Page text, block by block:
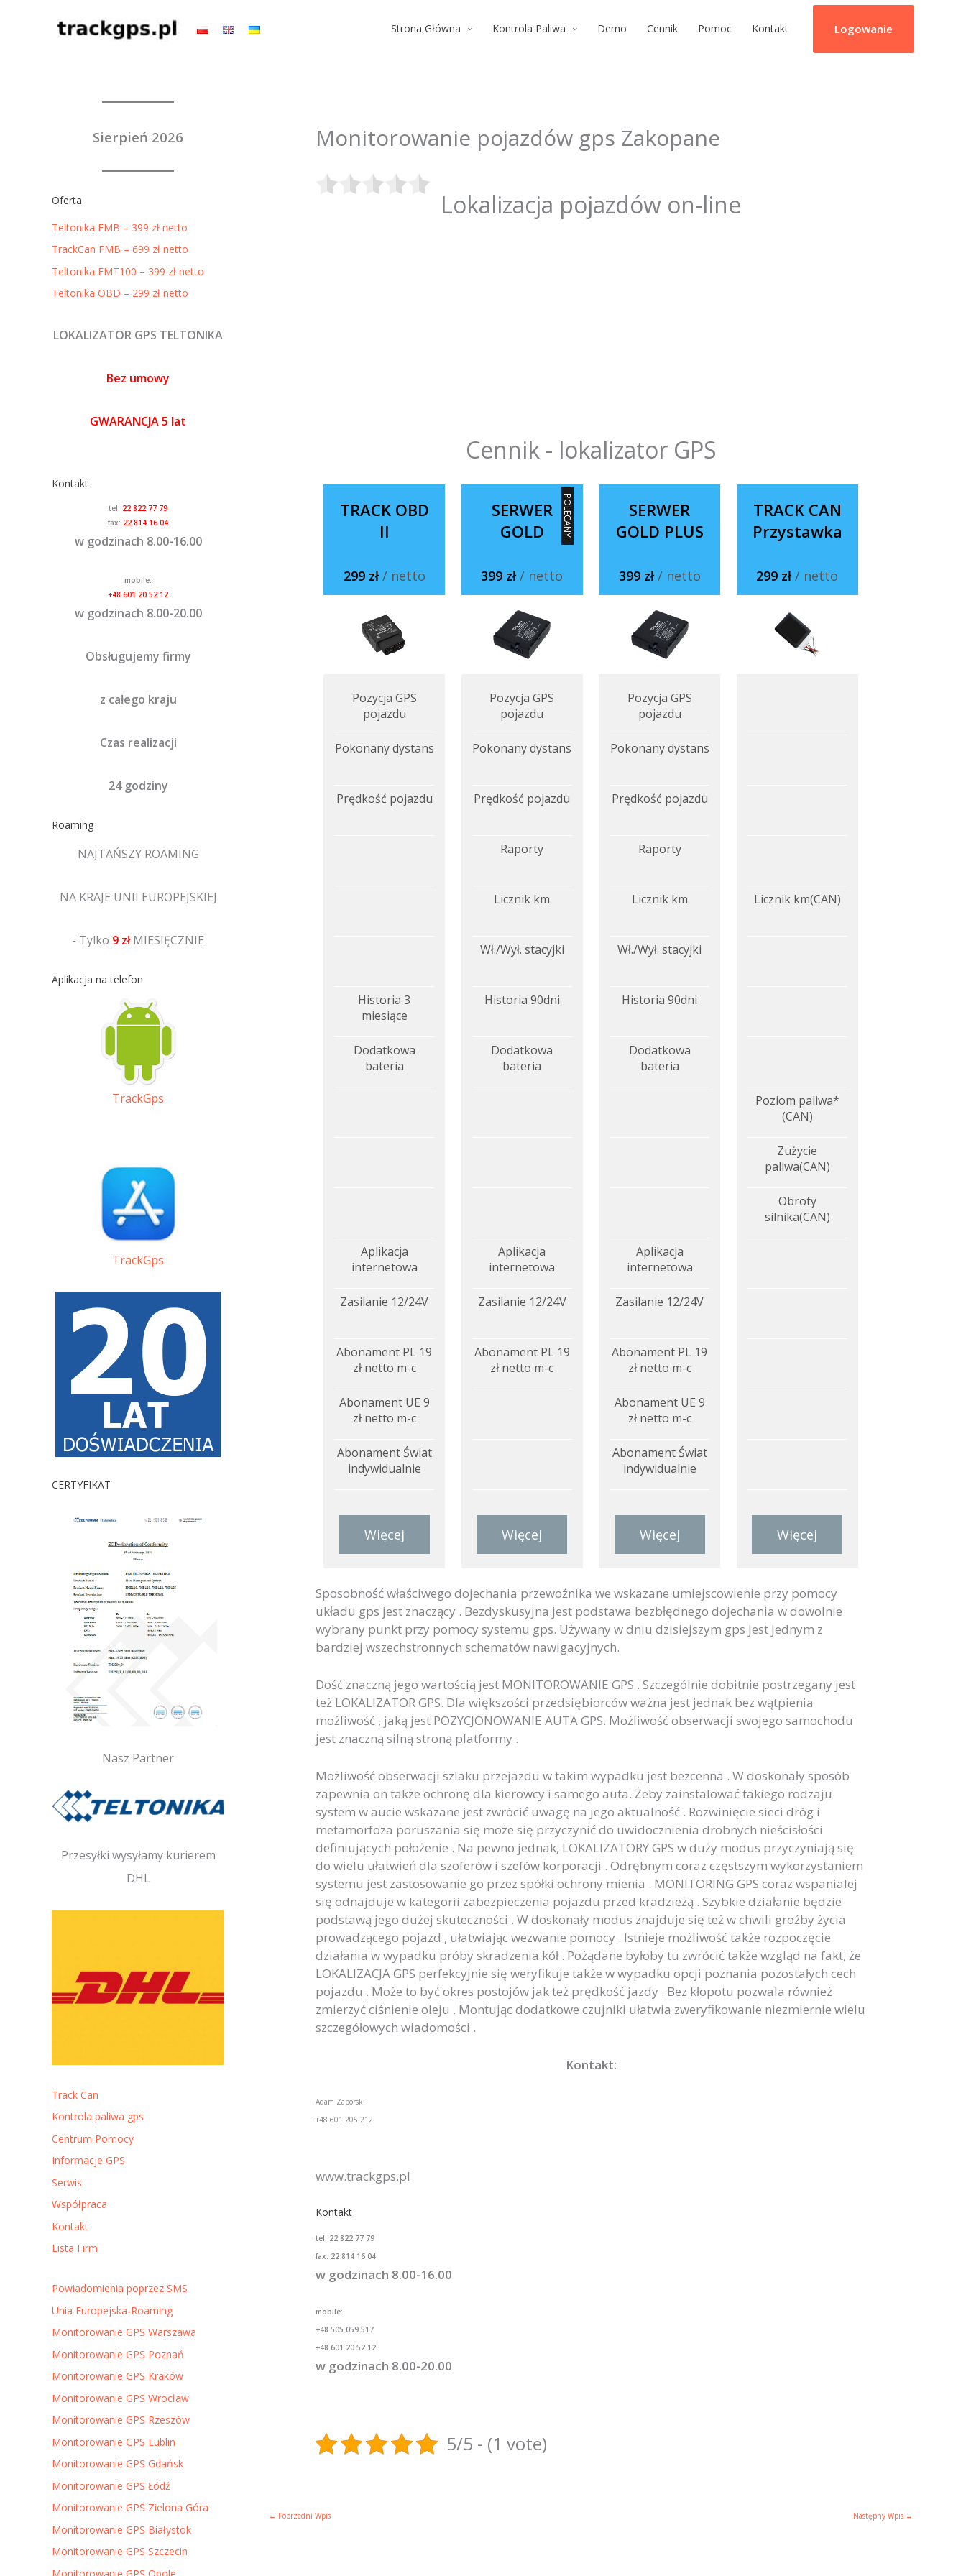
Strona Główna Kontrola Paliwa Demo Cennik Pomoc Kontakt Logowanie
Sierpień 2026
Oferta
Teltonika FMB – 399 zł netto
TrackCan FMB – 699 zł netto
Teltonika FMT100 – 399 zł netto
Teltonika OBD – 299 zł netto
LOKALIZATOR GPS TELTONIKA
Bez umowy
GWARANCJA 5 lat
Kontakt
tel: 22 822 77 79
fax: 22 814 16 04
w godzinach 8.00-16.00
mobile:
+48 601 20 52 12
w godzinach 8.00-20.00
Obsługujemy firmy
z całego kraju
Czas realizacji
24 godziny
Roaming
NAJTAŃSZY ROAMING
NA KRAJE UNII EUROPEJSKIEJ
- Tylko 9 złMIESIĘCZNIE
Aplikacja na telefon
TrackGps
TrackGps
CERTYFIKAT
Nasz Partner
Przesyłki wysyłamy kurierem
DHL
Track Can
Kontrola paliwa gps
Centrum Pomocy
Informacje GPS
Serwis
Współpraca
Kontakt
Lista Firm
Powiadomienia poprzez SMS
Unia Europejska-Roaming
Monitorowanie GPS Warszawa
Monitorowanie GPS Poznań
Monitorowanie GPS Kraków
Monitorowanie GPS Wrocław
Monitorowanie GPS Rzeszów
Monitorowanie GPS Lublin
Monitorowanie GPS Gdańsk
Monitorowanie GPS Łódź
Monitorowanie GPS Zielona Góra
Monitorowanie GPS Białystok
Monitorowanie GPS Szczecin
Monitorowanie GPS Opole
Monitorowanie pojazdów gps Zakopane
Lokalizacja pojazdów on-line
Cennik - lokalizator GPS
TRACK OBD
II
299 zł / netto
Pozycja GPS
pojazdu
Pokonany dystans
Prędkość pojazdu
Historia 3
miesiące
Dodatkowa
bateria
Aplikacja
internetowa
Zasilanie 12/24V
Abonament PL 19
zł netto m-c
Abonament UE 9
zł netto m-c
Abonament Świat
indywidualnie
Więcej
POLECANY
SERWER
GOLD
399 zł/ netto
Pozycja GPS
pojazdu
Pokonany dystans
Prędkość pojazdu
Raporty
Licznik km
Wł./Wył. stacyjki
Historia 90dni
Dodatkowa
bateria
Aplikacja
internetowa
Zasilanie 12/24V
Abonament PL 19
zł netto m-c
Więcej
SERWER
GOLD PLUS
399 zł / netto
Pozycja GPS
pojazdu
Pokonany dystans
Prędkość pojazdu
Raporty
Licznik km
Wł./Wył. stacyjki
Historia 90dni
Dodatkowa
bateria
Aplikacja
internetowa
Zasilanie 12/24V
Abonament PL 19
zł netto m-c
Abonament UE 9
zł netto m-c
Abonament Świat
indywidualnie
Więcej
TRACK CAN
Przystawka
299 zł/ netto
Licznik km(CAN)
Poziom paliwa*
(CAN)
Zużycie
paliwa(CAN)
Obroty
silnika(CAN)
Więcej
Sposobność właściwego dojechania przewoźnika we wskazane umiejscowienie przy pomocy
układu gps jest znaczący . Bezdyskusyjna jest podstawa bezbłędnego dojechania w dowolnie
wybrany punkt przy pomocy systemu gps. Używany w dniu dzisiejszym gps jest jednym z
bardziej wszechstronnych schematów nawigacyjnych.
Dość znaczną jego wartością jest MONITOROWANIE GPS . Szczególnie dobitnie postrzegany jest
też LOKALIZATOR GPS. Dla większości przedsiębiorców ważna jest jednak bez wątpienia
możliwość , jaką jest POZYCJONOWANIE AUTA GPS. Możliwość obserwacji swojego samochodu
jest znaczną silną stroną platformy .
Możliwość obserwacji szlaku przejazdu w takim wypadku jest bezcenna . W doskonały sposób
zapewnia on także ochronę dla kierowcy i samego auta. Żeby zainstalować takiego rodzaju
system w aucie wskazane jest zwrócić uwagę na jego aktualność . Rozwinięcie sieci dróg i
metamorfoza poruszania się może się przyczynić do uwidocznienia drobnych nieścisłości
definiujących położenie . Na pewno jednak, LOKALIZATORY GPS w duży modus przyczyniają się
do wielu ułatwień dla szoferów i szefów korporacji . Odrębnym coraz częstszym wykorzystaniem
systemu jest zastosowanie go przez spółki ochrony mienia . MONITORING GPS coraz wspanialej
się odnajduje w kategorii zabezpieczenia pojazdu przed kradzieżą . Szybkie działanie będzie
podstawą jego dużej skuteczności . W doskonały modus znajduje się też w chwili groźby życia
prowadzącego pojazd , ułatwiając wezwanie pomocy . Istnieje możliwość także rozpoczęcie
działania w wypadku próby skradzenia kół . Pożądane byłoby tu zwrócić także wzgląd na fakt, że
LOKALIZACJA GPS perfekcyjnie się weryfikuje także w wypadku opcji poznania pozostałych cech
pojazdu . Może to być okres postojów jak też prędkość jazdy . Bez kłopotu pozwala również
zmierzyć ciśnienie oleju . Montując dodatkowe czujniki ułatwia zweryfikowanie niezmiernie wielu
szczegółowych wiadomości .
Kontakt:
Adam Zaporski
+48 601 205 212
www.trackgps.pl
Kontakt
tel: 22 822 77 79
fax: 22 814 16 04
w godzinach 8.00-16.00
mobile:
+48 505 059 517
+48 601 20 52 12
w godzinach 8.00-20.00
5/5 - (1 vote)
← Poprzedni Wpis Następny Wpis →